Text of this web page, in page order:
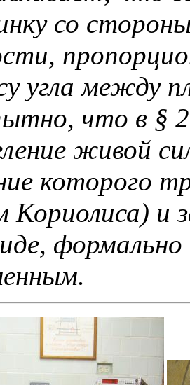
со
угла между
что в § 2
живой
которого
Кориолиса) и